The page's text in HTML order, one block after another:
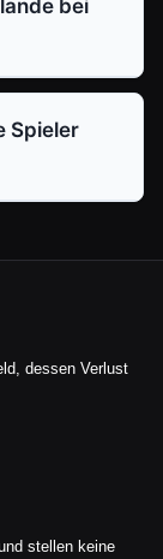
bei
Spieler
dessen Verlust
stellen keine